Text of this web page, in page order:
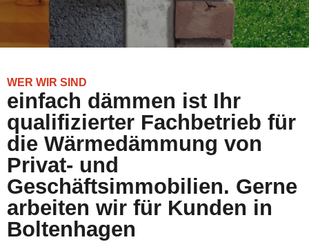
WER WIR SIND
einfach dämmen ist Ihr
qualifizierter Fachbetrieb für
die Wärmedämmung von
Privat- und
Geschäftsimmobilien. Gerne
arbeiten wir für Kunden in
Boltenhagen